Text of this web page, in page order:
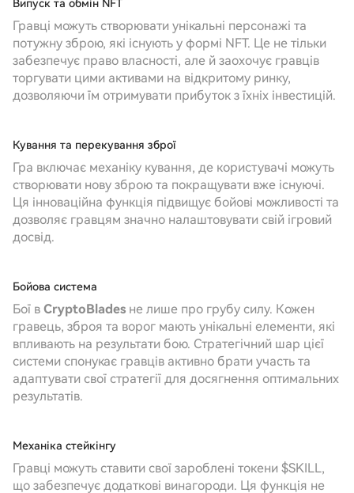
Випуск та обмін NFT
Гравці можуть створювати унікальні персонажі та
потужну зброю, які існують у формі NFT. Це не тільки
забезпечує право власності, але й заохочує гравців
торгувати цими активами на відкритому ринку,
дозволяючи їм отримувати прибуток з їхніх інвестицій.
Кування та перекування зброї
Гра включає механіку кування, де користувачі можуть
створювати нову зброю та покращувати вже існуючі.
Ця інноваційна функція підвищує бойові можливості та
дозволяє гравцям значно налаштовувати свій ігровий
досвід.
Бойова система
Бої в CryptoBlades не лише про грубу силу. Кожен
гравець, зброя та ворог мають унікальні елементи, які
впливають на результати бою. Стратегічний шар цієї
системи спонукає гравців активно брати участь та
адаптувати свої стратегії для досягнення оптимальних
результатів.
Механіка стейкінгу
Гравці можуть ставити свої зароблені токени $SKILL,
що забезпечує додаткові винагороди. Ця функція не